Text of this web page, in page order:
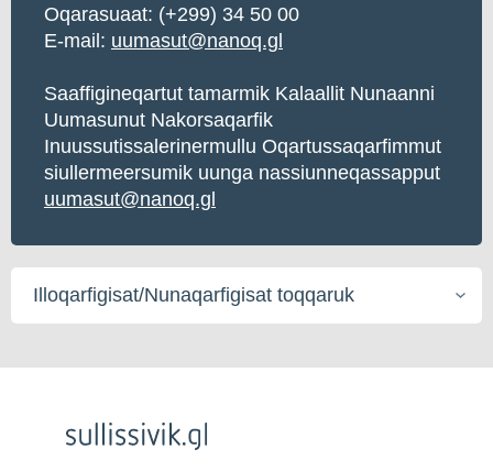
Oqarasuaat: (+299) 34 50 00
E-mail: uumasut@nanoq.gl
Saaffigineqartut tamarmik Kalaallit Nunaanni
Uumasunut Nakorsaqarfik
Inuussutissalerinermullu Oqartussaqarfimmut
siullermeersumik uunga nassiunneqassapput
uumasut@nanoq.gl
Illoqarfigisat/Nunaqarfigisat
toqqaruk